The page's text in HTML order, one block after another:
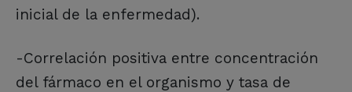
inicial de la enfermedad).
-Correlación positiva entre concentración
del fármaco en el organismo y tasa de